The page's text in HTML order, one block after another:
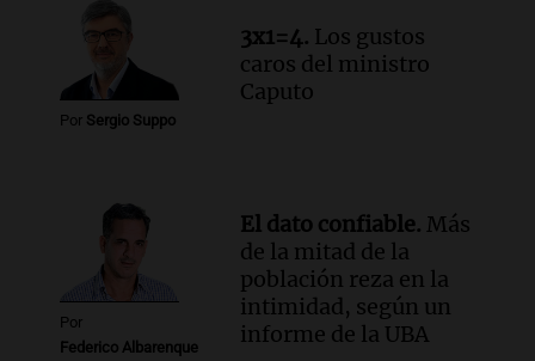
Audio.
Tormentas y filtraciones: "El
agua entra por donde menos
imaginamos"
Una Mañana para todos Rosario
Episodios
Por Sergio Suppo
3x1=4. Los gustos
caros del ministro
Caputo
Por
Federico Albarenque
El dato confiable. Más
de la mitad de la
población reza en la
intimidad, según un
informe de la UBA